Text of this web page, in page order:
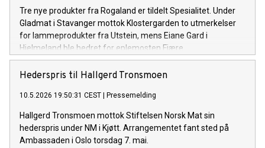
Tre nye produkter fra Rogaland er tildelt Spesialitet. Under
Gladmat i Stavanger mottok Klostergarden to utmerkelser
for lammeprodukter fra Utstein, mens Eiane Gard i
Hjelmeland ble hedret for eplemosten Fjære.
Hederspris til Hallgerd Tronsmoen
10.5.2026 19:50:31 CEST Pressemelding
Hallgerd Tronsmoen mottok Stiftelsen Norsk Mat sin
hederspris under NM i Kjøtt. Arrangementet fant sted på
Ambassaden i Oslo torsdag 7. mai.